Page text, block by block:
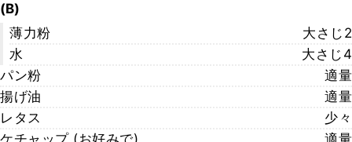
(B)
薄力粉
大さじ2
水
大さじ4
パン粉
適量
揚げ油
適量
レタス
少々
ケチャップ (お好みで)
適量